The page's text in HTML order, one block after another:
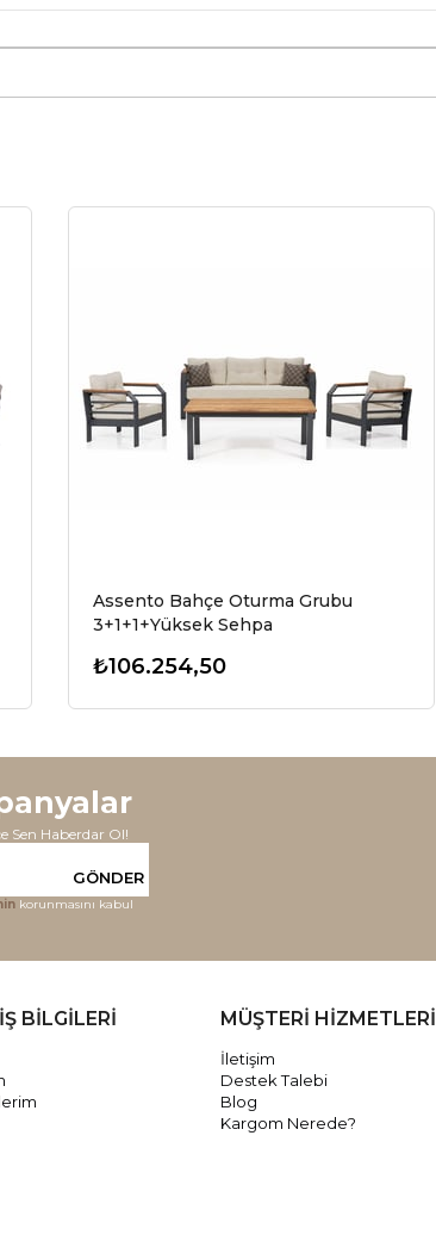
Assento Bahçe Oturma Grubu
3+1+1+Yüksek Sehpa
₺106.254,50
Sen Haberdar Ol!
GÖNDER
korunmasını kabul
BİLGİLERİ MÜŞTERİ HİZMETLERİ
İletişim
Destek Talebi
Blog
Kargom Nerede?